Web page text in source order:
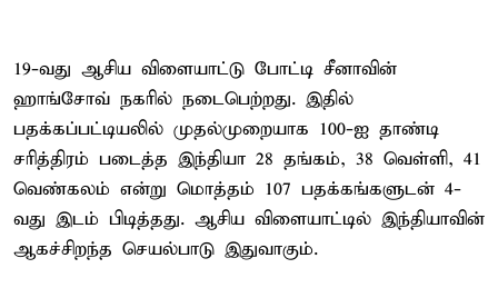
19-வது ஆசிய விளையாட்டு போட்டி சீனாவின்
ஹாங்சோவ் நகரில் நடைபெற்றது. இதில்
பதக்கப்பட்டியலில் முதல்முறையாக 100-ஐ தாண்டி
சரித்திரம் படைத்த இந்தியா 28 தங்கம், 38 வெள்ளி, 41
வெண்கலம் என்று மொத்தம் 107 பதக்கங்களுடன் 4-
வது இடம் பிடித்தது. ஆசிய விளையாட்டில் இந்தியாவின்
ஆகச்சிறந்த செயல்பாடு இதுவாகும்.